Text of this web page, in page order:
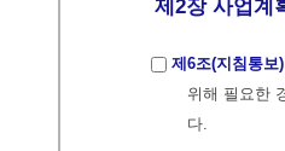
제2장 사업계획
제6조(지침통보)
위해 필요한
다.